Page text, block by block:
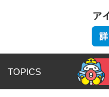
TOPICS